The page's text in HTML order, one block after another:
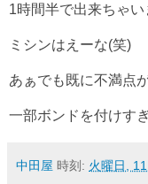
1時間半で出来ちゃい
ミシンはえーな(笑)
あぁでも既に不満点
一部ボンドを付けす
中田屋 時刻: 火曜日,